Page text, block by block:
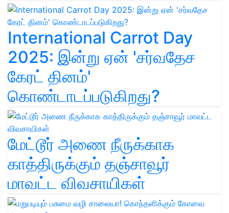
International Carrot Day
2025: இன்று ஏன் 'சர்வதேச
கேரட் தினம்'
கொண்டாடப்படுகிறது?
மேட்டூர் அணை நீருக்காக
காத்திருக்கும் தஞ்சாவூர்
மாவட்ட விவசாயிகள்